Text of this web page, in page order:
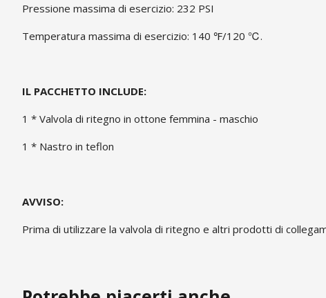
Pressione massima di esercizio: 232 PSI
Temperatura massima di esercizio: 140 ℉/120 ℃.
IL PACCHETTO INCLUDE:
1 * Valvola di ritegno in ottone femmina - maschio
1 * Nastro in teflon
AVVISO:
Prima di utilizzare la valvola di ritegno e altri prodotti di